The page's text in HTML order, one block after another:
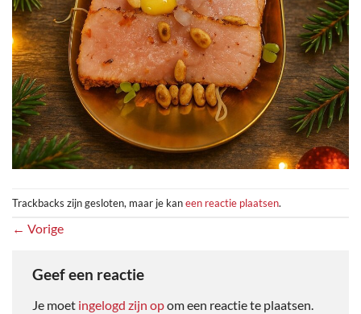
Trackbacks zijn gesloten, maar je kaneen reactie plaatsen.
← Vorige
Geef een reactie
Je moet ingelogd zijn opom een reactie te plaatsen.